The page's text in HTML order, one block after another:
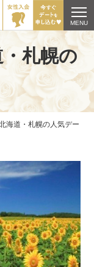
MENU
札幌の
海道・札幌の人気デー